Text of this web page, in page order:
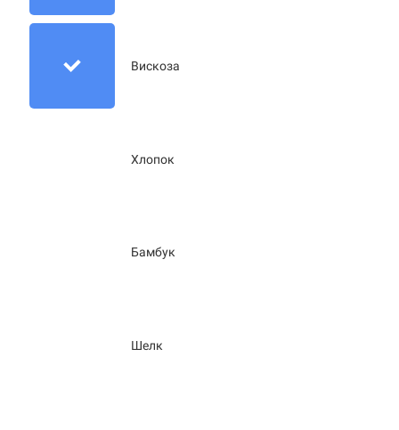
Вискоза
Хлопок
Бамбук
Шелк